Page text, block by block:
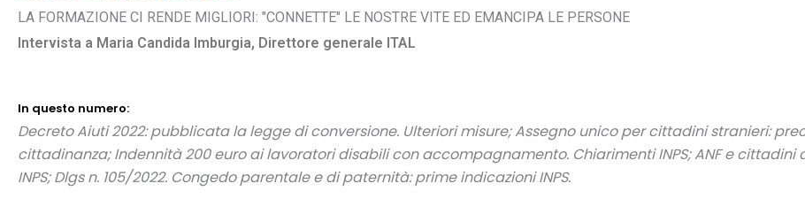
LA FORMAZIONE CI RENDE MIGLIORI: "CONNETTE" LE NOSTRE VITE ED EMANCIPA LE PERSONE
Intervista a Maria Candida Imburgia, Direttore generale ITAL
In questo numero:
Decreto Aiuti 2022: pubblicata la leggedi conversione. Ulteriori misure; Assegno unico per cittadini stranieri:
cittadinanza; Indennità 200 euro ai lavoratori disabilicon accompagnamento. Chiarimenti INPS; ANF e
INPS; Dlgs n. 105/2022. Congedo parentalee di paternità: prime indicazioni INPS.